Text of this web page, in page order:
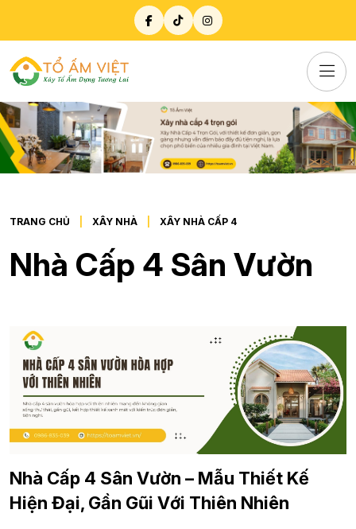
TRANG CHỦ XÂY NHÀ XÂY NHÀ CẤP 4
Nhà Cấp 4 Sân Vườn
Nhà Cấp 4 Sân Vườn – Mẫu Thiết Kế
Hiện Đại, Gần Gũi Với Thiên Nhiên